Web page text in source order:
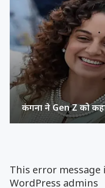
This error message
WordPress admins
कंगना ने Gen Z को